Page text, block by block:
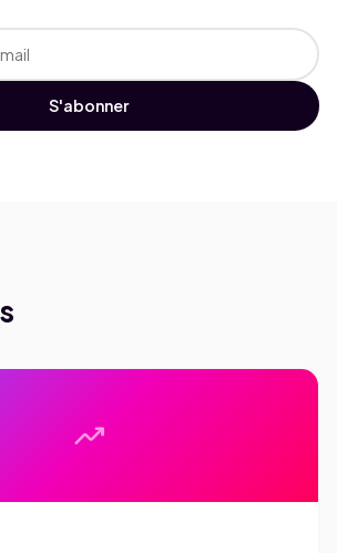
S'abonner
trending_up